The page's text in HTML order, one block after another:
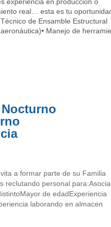
real… esta es tu
de Ensamble Estructural
Manejo de
a formar parte de su Familia
reclutando personal
de edadExperiencia
laborando en almacen